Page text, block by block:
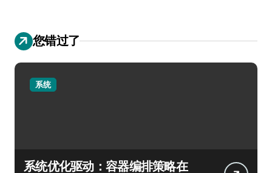
您错过了
系统
系统优化驱动：容器编排策略在